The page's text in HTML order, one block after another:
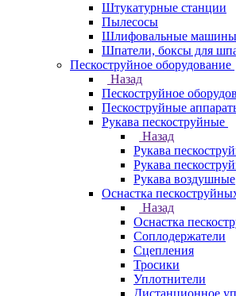
Штукатурные станции
Пылесосы
Шлифовальные машины
Шпатели, боксы для
Пескоструйное оборудование
Назад
Пескоструйное
Пескоструйные
Рукава пескоструйные
Назад
Рукава
Рукава
Рукава воздушные
Оснастка
Назад
Оснастка
Соплодержатели
Сцепления
Тросики
Уплотнители
Дистанционное